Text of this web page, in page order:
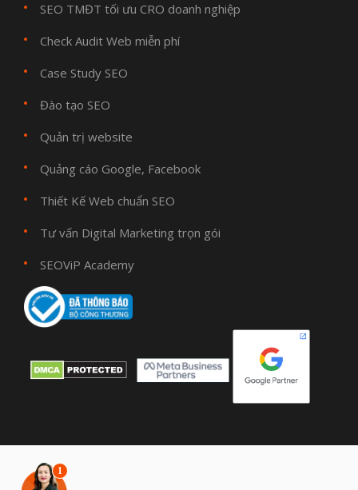
SEO TMĐT tối ưu CRO doanh nghiệp
Check Audit Web miễn phí
Case Study SEO
Đào tạo SEO
Quản trị website
Quảng cáo Google, Facebook
Thiết Kế Web chuẩn SEO
Tư vấn Digital Marketing trọn gói
SEOViP Academy